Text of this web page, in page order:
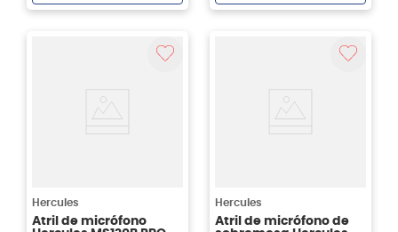
Hercules
Atril de micrófono
Hercules
Atril de micrófono de